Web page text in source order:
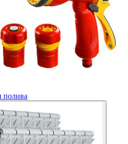
полива